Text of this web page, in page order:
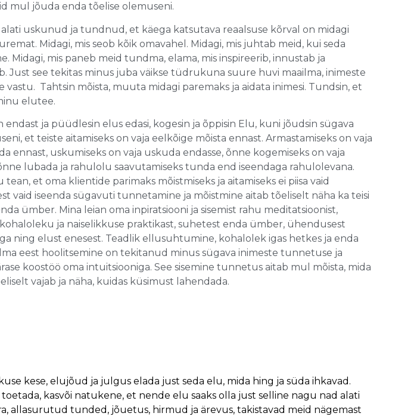
mul jõuda enda tõelise olemuseni.
alati uskunud ja tundnud, et käega katsutava reaalsuse kõrval on midagi
Midagi, mis seob kõik omavahel. Midagi, mis juhtab meid, kui seda
Midagi, mis paneb meid tundma, elama, mis inspireerib, innustab ja
Just see tekitas minus juba väikse tüdrukuna suure huvi maailma, inimeste
vastu. Tahtsin mõista, muuta midagi paremaks ja aidata inimesi. Tundsin, et
elutee.
endast ja püüdlesin elus edasi, kogesin ja õppisin Elu, kuni jõudsin sügava
et teiste aitamiseks on vaja eelkõige mõista ennast. Armastamiseks on vaja
ennast, uskumiseks on vaja uskuda endasse, õnne kogemiseks on vaja
lubada ja rahulolu saavutamiseks tunda end iseendaga rahulolevana.
et oma klientide parimaks mõistmiseks ja aitamiseks ei piisa vaid
vaid iseenda sügavuti tunnetamine ja mõistmine aitab tõeliselt näha ka teisi
ümber. Mina leian oma inpiratsiooni ja sisemist rahu meditatsioonist,
ja naiselikkuse praktikast, suhetest enda ümber, ühendusest
ning elust enesest. Teadlik ellusuhtumine, kohalolek igas hetkes ja enda
eest hoolitsemine on tekitanud minus sügava inimeste tunnetuse ja
koostöö oma intuitsiooniga. See sisemine tunnetus aitab mul mõista, mida
vajab ja näha, kuidas küsimust lahendada.
kese, elujõud ja julgus elada just seda elu, mida hing ja süda ihkavad.
kasvõi natukene, et nende elu saaks olla just selline nagu nad alati
allasurutud tunded, jõuetus, hirmud ja ärevus, takistavad meid nägemast